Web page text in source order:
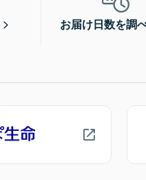
お届け日数を調